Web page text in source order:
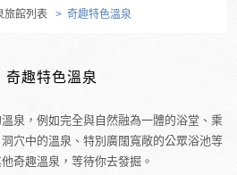
旅館列表 > 奇趣特色溫泉
奇趣特色溫泉
泉，例如完全與自然融為一體的浴堂、乘
穴中的溫泉、特別廣闊寬敞的公眾浴池等
奇趣溫泉，等待你去發掘。